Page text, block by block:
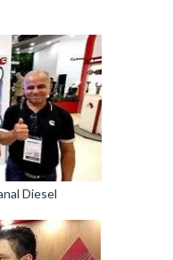
Diesel